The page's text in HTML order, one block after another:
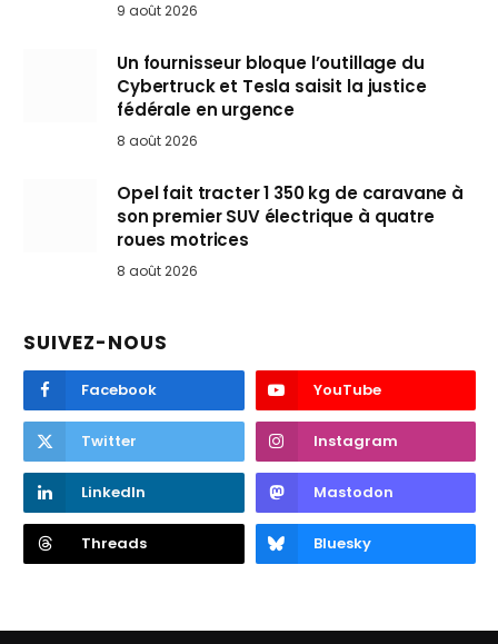
9 août 2026
Un fournisseur bloque l’outillage du
Cybertruck et Tesla saisit la justice
fédérale en urgence
8 août 2026
Opel fait tracter 1 350 kg de caravane à
son premier SUV électrique à quatre
roues motrices
8 août 2026
SUIVEZ-NOUS
Facebook YouTube
Twitter Instagram
LinkedIn Mastodon
Threads Bluesky